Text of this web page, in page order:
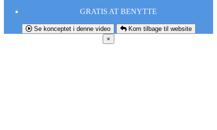
GRATIS AT BENYTTE
Se konceptet i denne video
Kom tilbage til website
×